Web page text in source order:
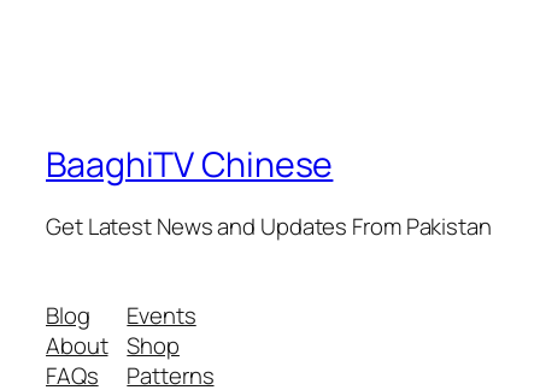
BaaghiTV Chinese
Get Latest News and Updates From Pakistan
Blog
About
FAQs
Events
Shop
Patterns